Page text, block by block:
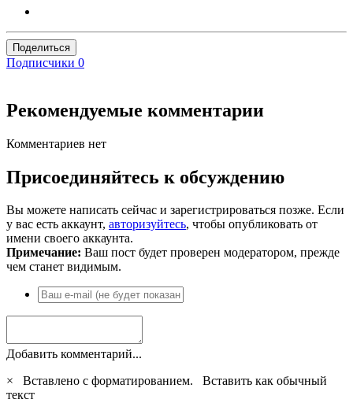
Поделиться
Подписчики 0
Рекомендуемые комментарии
Комментариев нет
Присоединяйтесь к обсуждению
Вы можете написать сейчас и зарегистрироваться позже. Если
у вас есть аккаунт, авторизуйтесь, чтобы опубликовать от
имени своего аккаунта.
Примечание: Ваш пост будет проверен модератором, прежде
чем станет видимым.
Добавить комментарий...
×
Вставлено с форматированием. Вставить как обычный
текст